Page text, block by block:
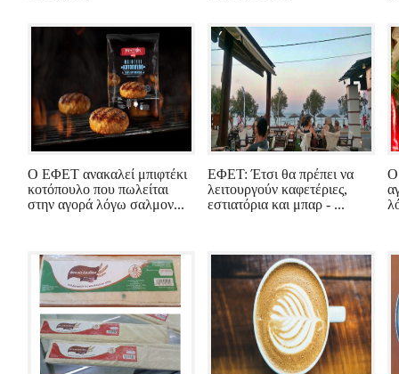
Ο ΕΦΕΤ ανακαλεί μπιφτέκι
κοτόπουλο που πωλείται
στην αγορά λόγω σαλμον...
ΕΦΕΤ: Έτσι θα πρέπει να
λειτουργούν καφετέριες,
εστιατόρια και μπαρ - ...
Ο